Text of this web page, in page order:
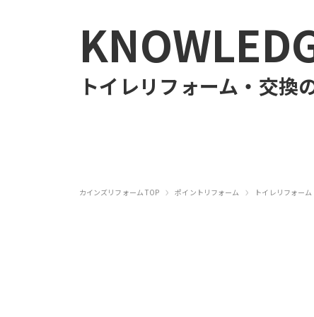
トイレリフォーム・交換
カインズリフォーム TOP › ポイントリフォーム › トイレリフォー